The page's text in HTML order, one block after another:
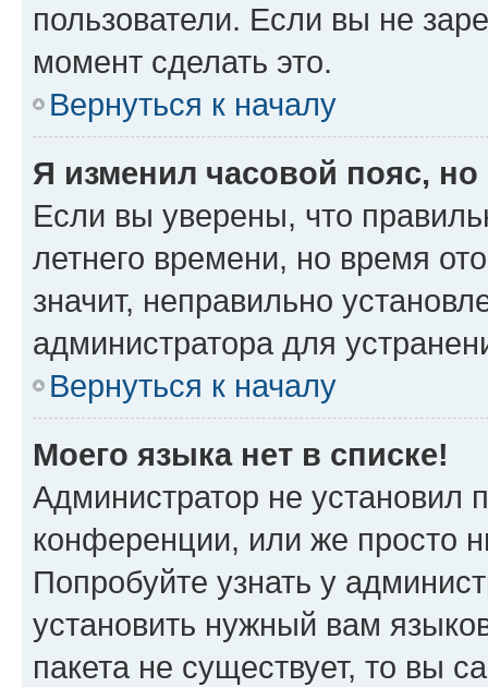
пользователи. Если вы не
момент сделать это.
Вернуться к началу
Я изменил часовой пояс,
Если вы уверены, что
летнего времени, но время
значит, неправильно
администратора для
Вернуться к началу
Моего языка нет в списке!
Администратор не установил
конференции, или же просто
Попробуйте узнать у
установить нужный вам
пакета не существует, то вы